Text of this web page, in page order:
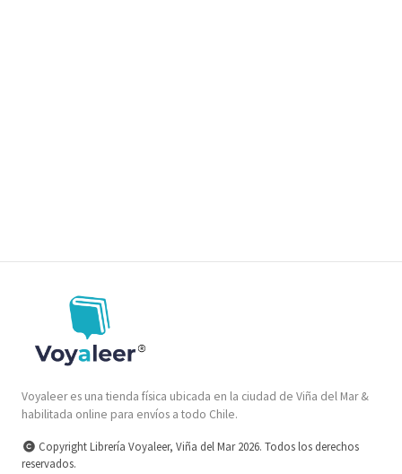
Voyaleer es una tienda física ubicada en la ciudad de Viña del Mar &
habilitada online para envíos a todo Chile.
Copyright Librería Voyaleer, Viña del Mar 2026. Todos los derechos
reservados.